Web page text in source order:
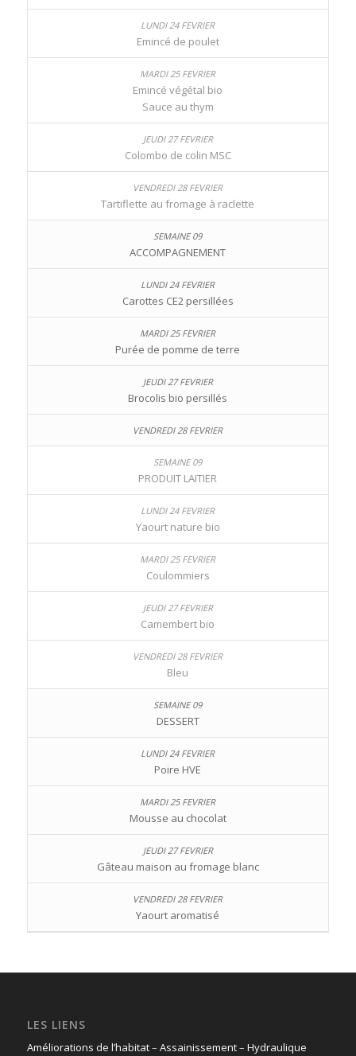
Emincé de poulet
Emincé végétal bio
Sauce au thym
Colombo de colin MSC
Tartiflette au fromage à raclette
ACCOMPAGNEMENT
Carottes CE2 persillées
Purée de pomme de terre
Brocolis bio persillés
PRODUIT LAITIER
Yaourt nature bio
Coulommiers
Camembert bio
Bleu
DESSERT
Poire HVE
Mousse au chocolat
Gâteau maison au fromage blanc
Yaourt aromatisé
LES LIENS
Améliorations de l’habitat– Assainissement– Hydraulique